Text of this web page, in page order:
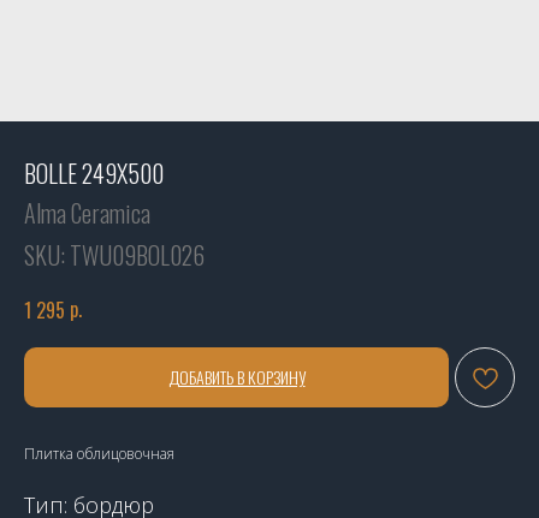
BOLLE 249X500
Alma Ceramica
SKU: TWU09BOL026
1 295 р.
ДОБАВИТЬ В КОРЗИНУ
Плитка облицовочная
Тип: бордюр